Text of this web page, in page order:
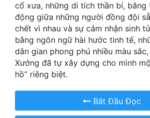
Nữ Phụ
Phong Thủy - Tâm Linh
Phương Tây
Phản Phái
Quan Trường
Quân Sự
cổ xưa, những di tích thần bí, bằng
động giữa những người đồng đội
chết vì nhau và sự cảm nhận sinh
bằng ngôn ngữ hài hước tinh tế,
dân gian phong phú nhiều màu sắc,
Xướng đã tự xây dựng cho mình
hồ” riêng biệt.
Bắt Đầu Đọc